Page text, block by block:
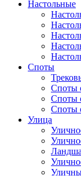
Настольные
Споты
Споты
Споты
Споты
Улица